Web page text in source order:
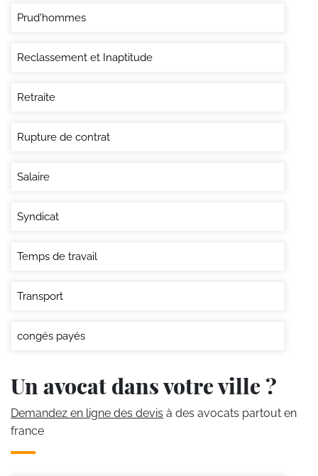
Prud'hommes
Reclassement et Inaptitude
Retraite
Rupture de contrat
Salaire
Syndicat
Temps de travail
Transport
congés payés
Un avocat dans votre ville ?
Demandez en ligne des devis à des avocats partout en
france